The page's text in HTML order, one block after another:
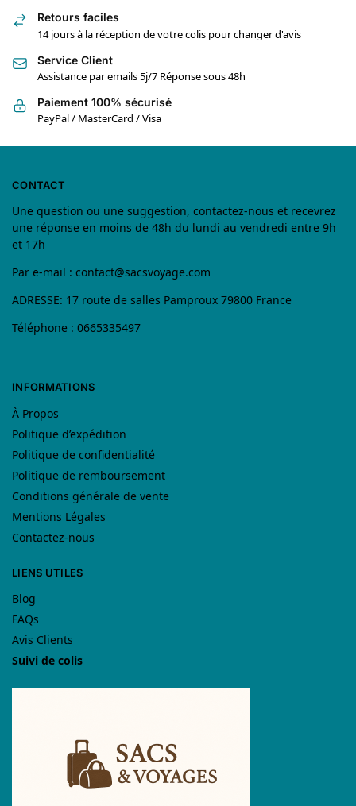
Retours faciles
14 jours à la réception de votre colis pour changer d'avis
Service Client
Assistance par emails 5j/7 Réponse sous 48h
Paiement 100% sécurisé
PayPal / MasterCard / Visa
CONTACT
Une question ou une suggestion, contactez-nous et recevrez
une réponse en moins de 48h du lundi au vendredi entre 9h
et 17h
Par e-mail : contact@sacsvoyage.com
ADRESSE: 17 route de salles Pamproux 79800 France
Téléphone : 0665335497
INFORMATIONS
À Propos
Politique d’expédition
Politique de confidentialité
Politique de remboursement
Conditions générale de vente
Mentions Légales
Contactez-nous
LIENS UTILES
Blog
FAQs
Avis Clients
Suivi de colis